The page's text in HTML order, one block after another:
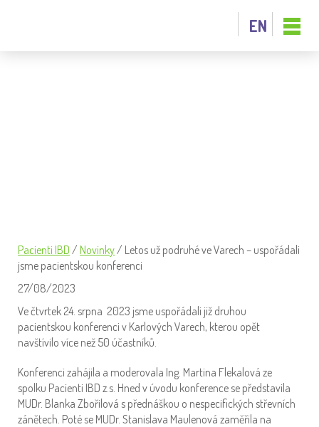
EN
Pacienti IBD / Novinky/ Letos už podruhé ve Varech – uspořádali
jsme pacientskou konferenci
27/08/2023
Ve čtvrtek 24. srpna 2023 jsme uspořádali již druhou
pacientskou konferenci v Karlových Varech, kterou opět
navštívilo více než 50 účastníků.
Konferenci zahájila a moderovala Ing. Martina Flekalová ze
spolku Pacienti IBD z.s. Hned v úvodu konference se představila
MUDr. Blanka Zbořilová s přednáškou o nespecifických střevních
zánětech. Poté se MUDr. Stanislava Maulenová zaměřila na